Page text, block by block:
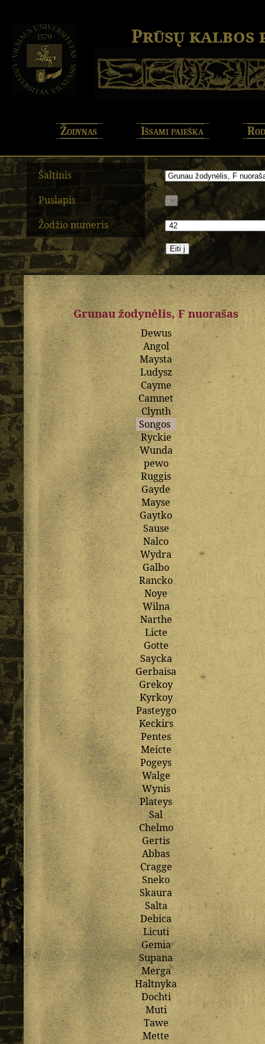
Prūsų kalbos
Žodynas Išsami paieška
Šaltinis
Puslapis
Žodžio numeris
Grunau žodynėlis, F nuorašas
Dewus
Angol
Maysta
Ludysz
Cayme
Camnet
Clynth
Songos
Ryckie
Wunda
pewo
Ruggis
Gayde
Mayse
Gaytko
Sause
Nalco
Wydra
Galbo
Rancko
Noye
Wilna
Narthe
Licte
Gotte
Saycka
Gerbaisa
Grekoy
Kyrkoy
Pasteygo
Keckirs
Pentes
Meicte
Pogeys
Walge
Wynis
Plateys
Sal
Chelmo
Gertis
Abbas
Cragge
Sneko
Skaura
Salta
Debica
Licuti
Gemia
Supana
Merga
Haltnyka
Dochti
Muti
Tawe
Mette